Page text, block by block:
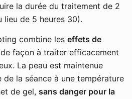
la durée du traitement de 2
lieu de 5 heures 30).
combine les effets de
de façon à traiter efficacement
La peau est maintenue
la séance à une température
de gel, sans danger pour la